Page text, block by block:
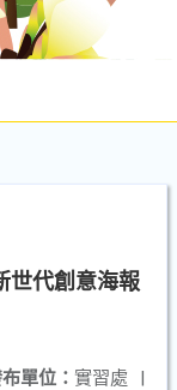
世代創意海報
單位： 實習處 |